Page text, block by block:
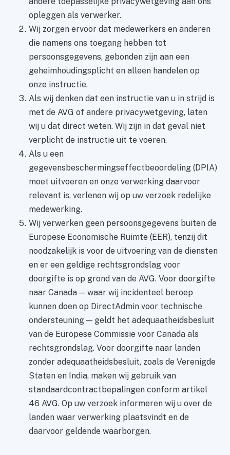
opleggen als verwerker.
Wij zorgen ervoor dat medewerkers en anderen
die namens ons toegang hebben tot
persoonsgegevens, gebonden zijn aan een
geheimhoudingsplicht en alleen handelen op
onze instructie.
Als wij denken dat een instructie van u in strijd is
met de AVG of andere privacywetgeving, laten
wij u dat direct weten. Wij zijn in dat geval niet
verplicht de instructie uit te voeren.
Als u een
gegevensbeschermingseffectbeoordeling (DPIA)
moet uitvoeren en onze verwerking daarvoor
relevant is, verlenen wij op uw verzoek redelijke
medewerking.
Wij verwerken geen persoonsgegevens buiten de
Europese Economische Ruimte (EER), tenzij dit
noodzakelijk is voor de uitvoering van de diensten
en er een geldige rechtsgrondslag voor
doorgifte is op grond van de AVG. Voor doorgifte
naar Canada — waar wij incidenteel beroep
kunnen doen op DirectAdmin voor technische
ondersteuning — geldt het adequaatheidsbesluit
van de Europese Commissie voor Canada als
rechtsgrondslag. Voor doorgifte naar landen
zonder adequaatheidsbesluit, zoals de Verenigde
Staten en India, maken wij gebruik van
standaardcontractbepalingen conform artikel
46 AVG. Op uw verzoek informeren wij u over de
landen waar verwerking plaatsvindt en de
daarvoor geldende waarborgen.